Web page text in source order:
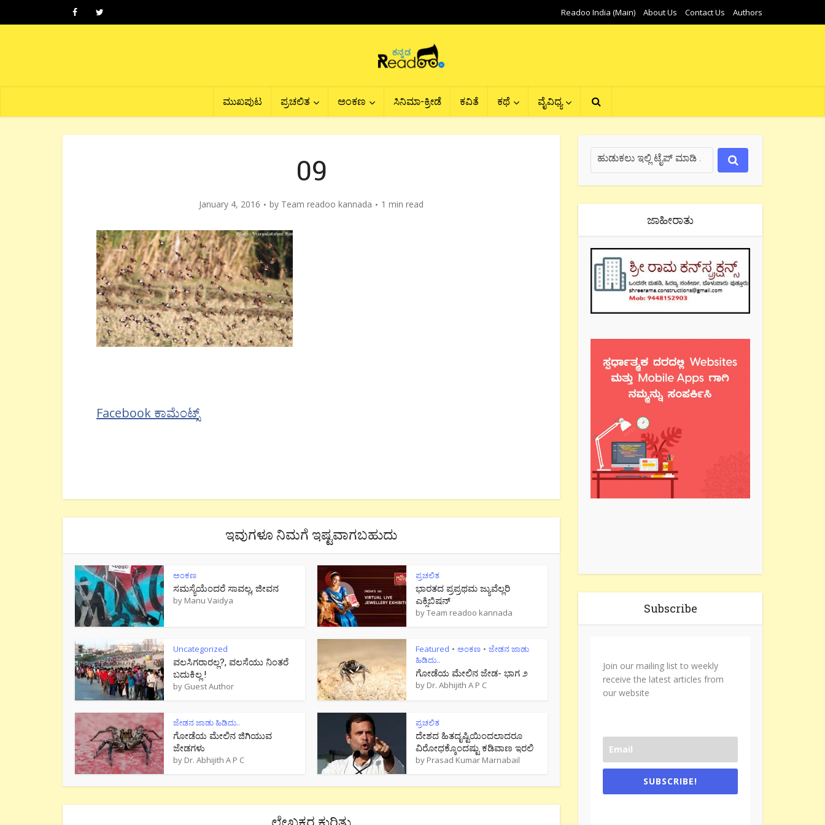
Readoo India (Main) About Us Contact Us Authors
ಮುಖಪುಟ ಪ್ರಚಲಿತ ಅಂಕಣ ಸಿನಿಮಾ-ಕ್ರೀಡೆ ಕವಿತೆ ಕಥೆ ವೈವಿಧ್ಯ
09
January 4, 2016 by Team readoo kannada 1 min read
Facebook ಕಾಮೆಂಟ್ಸ್
ಇವುಗಳೂ ನಿಮಗೆ ಇಷ್ಟವಾಗಬಹುದು
ಅಂಕಣ
ಸಮಸ್ಯೆಯೆಂದರೆ ಸಾವಲ್ಲ, ಜೀವನ
by Manu Vaidya
ಪ್ರಚಲಿತ
ಭಾರತದ ಪ್ರಪ್ರಥಮ ಜ್ಯುವೆಲ್ಲರಿ
ಎಕ್ಸಿಬಿಷನ್
byTeam readoo kannada
Uncategorized
ವಲಸಿಗರಾರಲ್ಲ?, ವಲಸೆಯು ನಿಂತರೆ
ಬದುಕಿಲ್ಲ !
by Guest Author
Featured • ಅಂಕಣ • ಜೇಡನ ಜಾಡು
ಹಿಡಿದು..
ಗೋಡೆಯ ಮೇಲಿನ ಜೇಡ- ಭಾಗ ೨
by Dr. Abhijith A P C
ಜೇಡನ ಜಾಡು ಹಿಡಿದು..
ಗೋಡೆಯ ಮೇಲಿನ ಜಿಗಿಯುವ
ಜೇಡಗಳು
by Dr. Abhijith A P C
ಪ್ರಚಲಿತ
ದೇಶದ ಹಿತದೃಷ್ಟಿಯಿಂದಲಾದರೂ
ವಿರೋಧಕ್ಕೊಂದಷ್ಟು ಕಡಿವಾಣ ಇರಲಿ
by Prasad Kumar Marnabail
ಜಾಹೀರಾತು
Subscribe
Join our mailing list to weekly
receive the latest articles from
our website
SUBSCRIBE!